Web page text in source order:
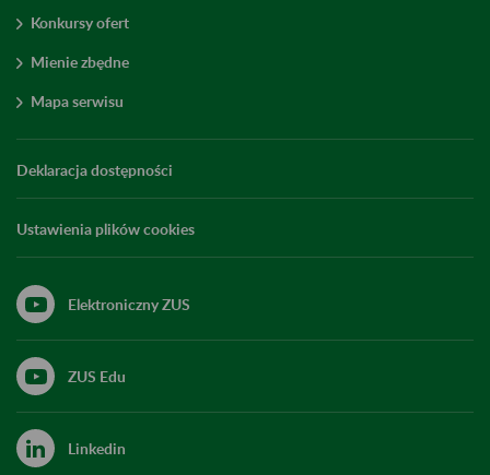
Konkursy ofert
Mienie zbędne
Mapa serwisu
Deklaracja dostępności
Ustawienia plików cookies
Elektroniczny ZUS
ZUS Edu
Linkedin